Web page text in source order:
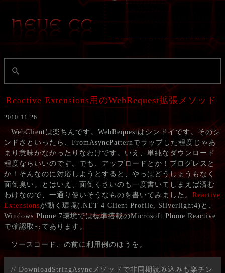
Reactive Extensions用のWebRequest拡張メソッド
2010-11-26
WebClientは楽ちんです。WebRequestはシンドイです。そのシ
ンドさといったら、FromAsyncPatternでラップした程度じゃあ
まり意味がなかったりなわけです。いえ、単純なダウンロード
程度ならいいのです。でも、アップロードとか！プログレスと
か！そんなのに対応しようとすると、やっぱどうしょうもなく
面倒臭い。とはいえ、面倒くさいのも一度書いてしまえば済む
わけなので、一通り使いそうなものを書いてみました。 Reactive
Extensionsが動く環境(.NET 4 Client Profile, Silverlight4)と、
Windows Phone 7環境では標準搭載のMicrosoft.Phone.Reactive
で確認取ってあります。
ソースコード、の前に利用例のほうを。
// DownloadStringAsyncメソッドで非同期読み込みも楽チン